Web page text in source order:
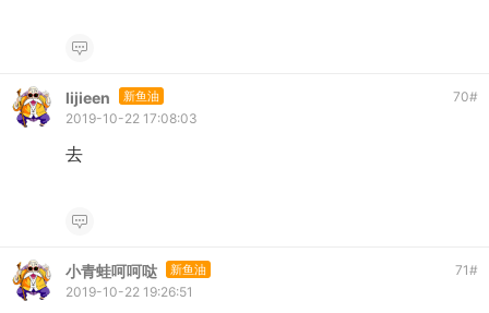
lijieen 新鱼油 70#
2019-10-22 17:08:03
去
小青蛙呵呵哒 新鱼油 71#
2019-10-22 19:26:51